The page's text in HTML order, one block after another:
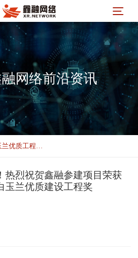
网络前沿资讯
白玉兰优质工程！热烈祝贺鑫融参建项目荣获 2024年度上海市白玉兰优质建设工程奖
热烈祝贺鑫融参建项目荣获
玉兰优质建设工程奖